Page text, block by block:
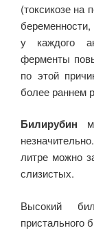
(токсикозе на
у каждого
ферменты
по этой
более раннем
Билирубин
литре можно
слизистых.
Высокий
пристального